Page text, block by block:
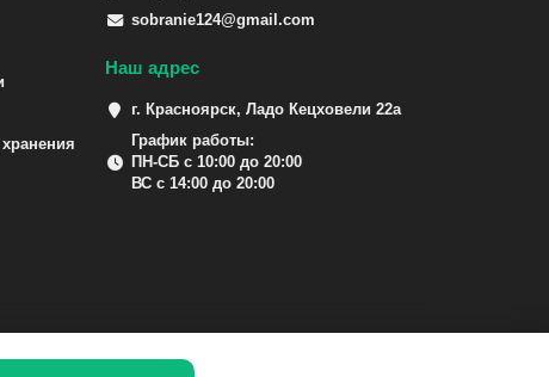
sobranie124@gmail.com
Наш адрес
г. Красноярск, Ладо Кецховели 22а
График работы:
ПН-СБ с 10:00 до 20:00
ВС с 14:00 до 20:00